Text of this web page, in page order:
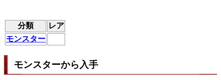
分類
レア
モンスター
モンスターから入手